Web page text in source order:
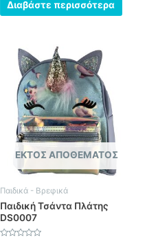
Διαβάστε περισσότερα
ΕΚΤΌΣ ΑΠΟΘΈΜΑΤΟΣ
Παιδικά - Βρεφικά
Παιδική Τσάντα Πλάτης
DS0007